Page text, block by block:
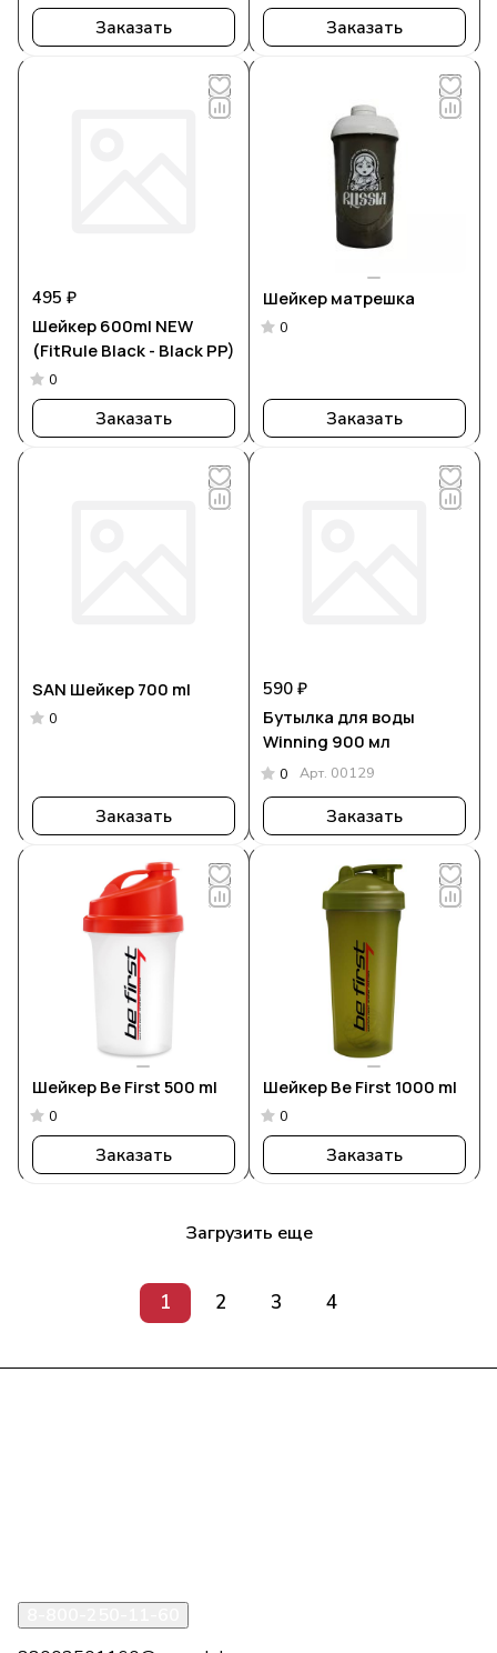
Заказать Заказать
495 ₽
Шейкер 600ml NEW
(FitRule Black - Black PP)
0
Заказать
Шейкер матрешка
0
Заказать
SAN Шейкер 700 ml
0
Заказать
590 ₽
Бутылка для воды
Winning 900 мл
0 Арт. 00129
Заказать
Шейкер Be First 500 ml
0
Заказать
Шейкер Be First 1000 ml
0
Заказать
Загрузить еще
1 2 3 4